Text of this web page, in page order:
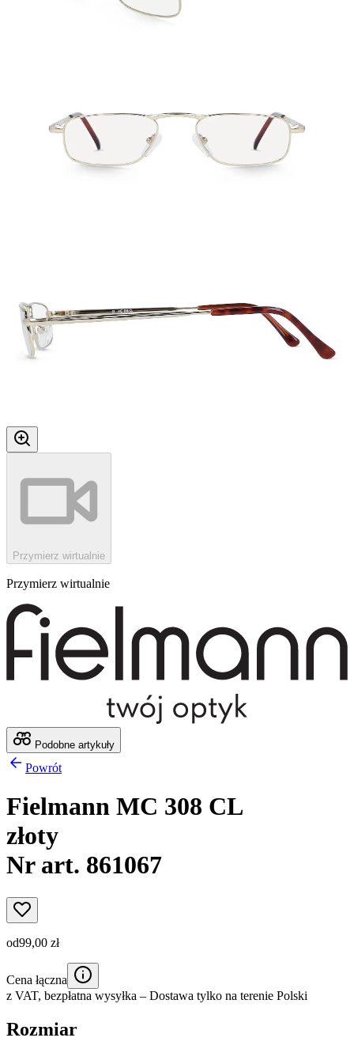
Przymierz wirtualnie
Przymierz wirtualnie
Podobne artykuły
Powrót
Fielmann MC 308 CL
złoty
Nr art. 861067
od99,00 zł
Cena łączna
z VAT, bezpłatna wysyłka – Dostawa tylko na terenie Polski
Rozmiar